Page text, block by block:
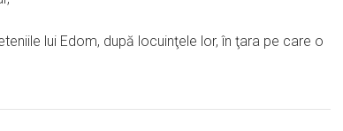
lui Edom, după locuinţele lor, în ţara pe care o